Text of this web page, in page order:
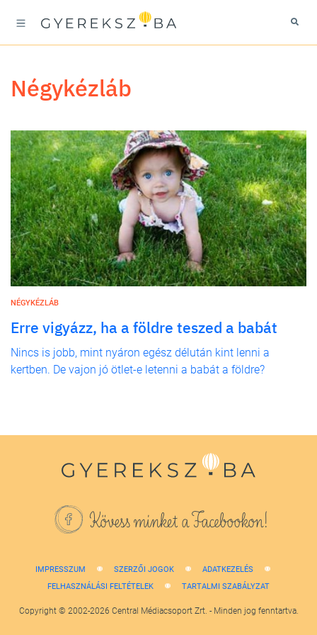
négykézláb
NÉGYKÉZLÁB
Erre vigyázz, ha a földre teszed a babát
Nincs is jobb, mint nyáron egész délután kint lenni a
kertben. De vajon jó ötlet-e letenni a babát a földre?
Kövess minket a Facebookon!
IMPRESSZUM SZERZŐI JOGOK
ADATKEZELÉS
FELHASZNÁLÁSI FELTÉTELEK
TARTALMI SZABÁLYZAT
Copyright © 2002-2026 Central Médiacsoport Zrt. - Minden jog fenntartva.